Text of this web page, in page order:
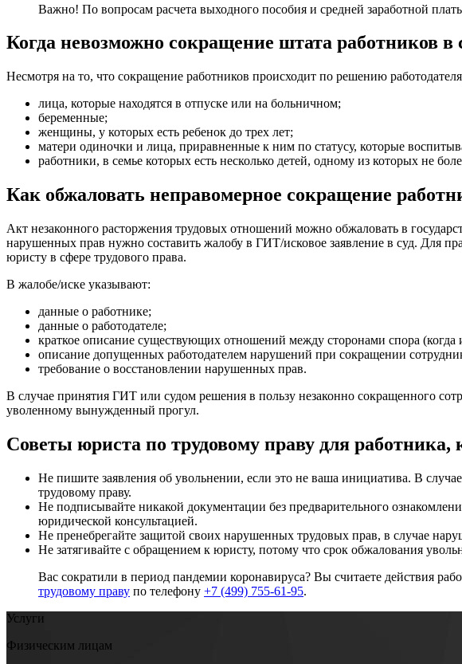
Важно! По вопросам расчета выходного пособия и средней заработной
Когда невозможно сокращение штата работников в
Несмотря на то, что сокращение работников происходит по решению
лица, которые находятся в отпуске или на больничном;
беременные;
женщины, у которых есть ребенок до трех лет;
матери одиночки и лица, приравненные к ним по статусу, которые
работники, в семье которых есть несколько детей, одному из которых не
Как обжаловать неправомерное сокращение
Акт незаконного расторжения трудовых отношений можно обжаловать в
нарушенных прав нужно составить жалобу в ГИТ/исковое заявление в суд. Для
юристу в сфере трудового права.
В жалобе/иске указывают:
данные о работнике;
данные о работодателе;
краткое описание существующих отношений между сторонами спора
описание допущенных работодателем нарушений при сокращении
требование о восстановлении нарушенных прав.
В случае принятия ГИТ или судом решения в пользу незаконно сокращенного
уволенному вынужденный прогул.
Советы юриста по трудовому праву для
Не пишите заявления об увольнении, если это не ваша инициатива. В
трудовому праву.
Не подписывайте никакой документации без предварительного
юридической консультацией.
Не пренебрегайте защитой своих нарушенных трудовых прав, в случае
Не затягивайте с обращением к юристу, потому что срок обжалования
Вас сократили в период пандемии коронавируса? Вы считаете действия
трудовому праву по телефону +7 (499) 755-61-95.
Услуги
Физическим лицам